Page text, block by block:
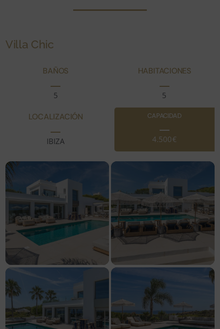
Villa Chic
BAÑOS
5
HABITACIONES
5
LOCALIZACIÓN
IBIZA
CAPACIDAD
4.500€